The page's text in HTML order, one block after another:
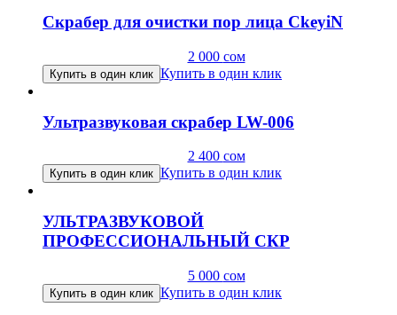
Скрабер для очистки пор лица CkeyiN
2 000 сом
Купить в один клик Купить в один клик
Ультразвуковая скрабер LW-006
2 400 сом
Купить в один клик Купить в один клик
УЛЬТРАЗВУКОВОЙ
ПРОФЕССИОНАЛЬНЫЙ СКР
5 000 сом
Купить в один клик Купить в один клик